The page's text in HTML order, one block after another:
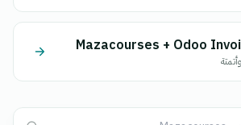
Mazacourses + Odoo